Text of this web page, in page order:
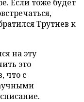
Если тоже будет
Трутнев к
на эту
это
что с